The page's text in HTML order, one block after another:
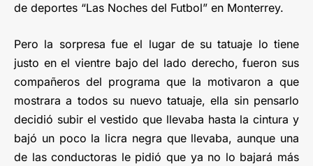
de deportes “Las Noches del Futbol” en Monterrey.
Pero la sorpresa fue el lugar de su tatuaje lo tiene
justo en el vientre bajo del lado derecho, fueron sus
compañeros del programa que la motivaron a que
mostrara a todos su nuevo tatuaje, ella sin pensarlo
decidió subir el vestido que llevaba hasta la cintura y
bajó un poco la licra negra que llevaba, aunque una
de las conductoras le pidió que ya no lo bajará más